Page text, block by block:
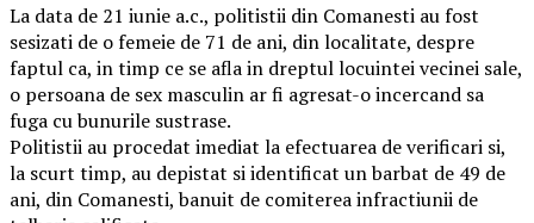
La data de 21 iunie a.c., politistii din Comanesti au fost
sesizati de o femeie de 71 de ani, din localitate, despre
faptul ca, in timp ce se afla in dreptul locuintei vecinei sale,
o persoana de sex masculin ar fi agresat-o incercand sa
fuga cu bunurile sustrase.
Politistii au procedat imediat la efectuarea de verificari si,
la scurt timp, au depistat si identificat un barbat de 49 de
ani, din Comanesti, banuit de comiterea infractiunii de